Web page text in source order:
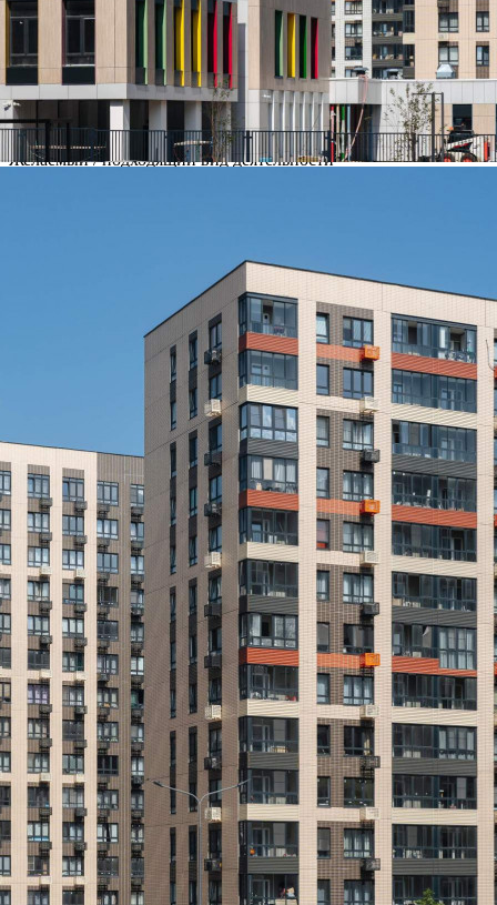
Адрес
Ленинградское шоссе, д.228к4
Расположено
Этаж
-1
Предлагается
Продажа
Желаемый / подходящий вид деятельности